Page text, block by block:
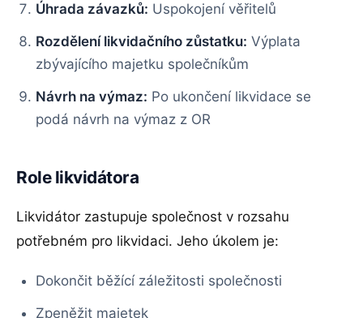
Úhrada závazků: Uspokojení věřitelů
Rozdělení likvidačního zůstatku: Výplata
zbývajícího majetku společníkům
Návrh na výmaz: Po ukončení likvidace se
podá návrh na výmaz z OR
Role likvidátora
Likvidátor zastupuje společnost v rozsahu
potřebném pro likvidaci. Jeho úkolem je:
Dokončit běžící záležitosti společnosti
Zpeněžit majetek